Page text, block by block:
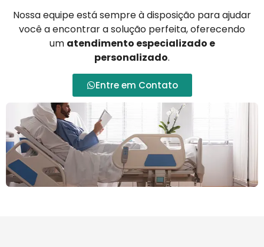
Nossa equipe está sempre à disposição para ajudar
você a encontrar a solução perfeita, oferecendo
um atendimento especializado e
personalizado.
Entre em Contato